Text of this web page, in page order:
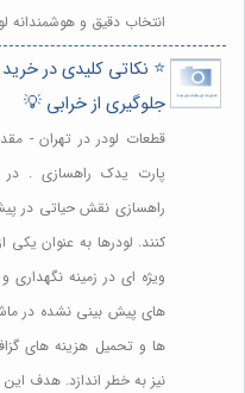
انتخاب دقیق و
⭐️ نکاتی کلیدی در
جلوگیری از خرابی 💡
قطعات لودر در تهران -
پارت یدک راهسازی . در
راهسازی نقش حیاتی در
کنند. لودرها به عنوان یکی
ویژه ای در زمینه
های پیش بینی نشده در
ها و تحمیل هزینه های
نیز به خطر اندازد. هدف این